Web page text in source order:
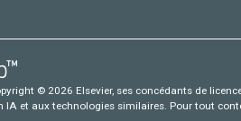
© 2026 Elsevier, ses concédants de
IA et aux technologies similaires. Pour tout